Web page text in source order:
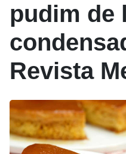
pudim de
Revista